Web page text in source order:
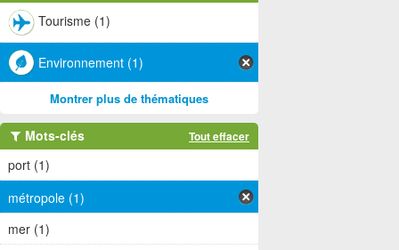
Tourisme (1)
Environnement (1)
Montrer plus de thématiques
Mots-clés Tout effacer
port (1)
métropole (1)
mer (1)